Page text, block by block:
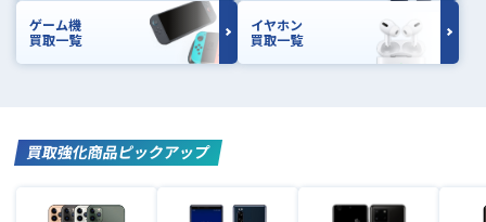
ゲーム機
買取一覧
イヤホン
買取一覧
買取強化商品ピックアップ